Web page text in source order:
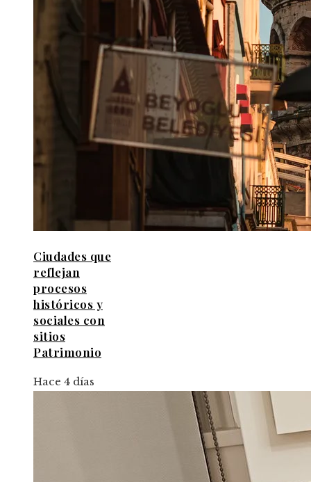
Ciudades que
reflejan
procesos
históricos y
sociales con
sitios
Patrimonio
Hace 4 días